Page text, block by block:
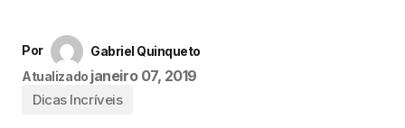
Por
Gabriel Quinqueto
Atualizado janeiro 07, 2019
Dicas Incríveis